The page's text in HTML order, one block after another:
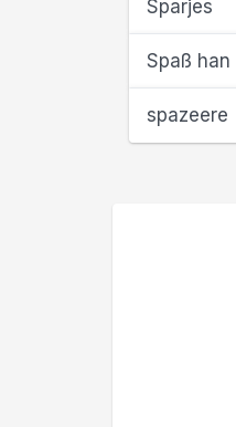
Sparjes
Spaß han
spazeere